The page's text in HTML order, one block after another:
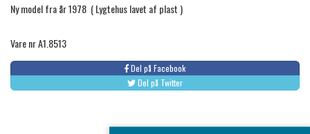
Ny model fra år 1978 ( Lygtehus lavet af plast )
Vare nr A1.8513
Del på Facebook
Del på Twitter